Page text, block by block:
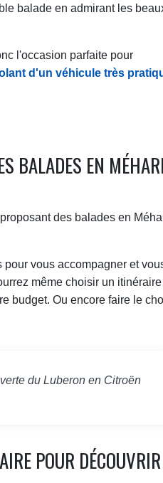
balade en admirant les
l'occasion parfaite pour
d'un véhicule très
BALADES EN MÉHARI
des balades en
vous accompagner et
même choisir un itinéraire
budget. Ou encore faire le
du Luberon en Citroën
POUR